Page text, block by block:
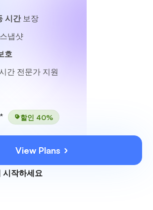
시간보장
냅샷
호
간 전문가 지원
할인 40%
View Plans
시작하세요